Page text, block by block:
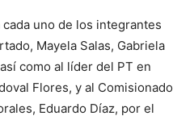
uno de los integrantes
Mayela Salas, Gabriela
como al líder del PT en
Flores, y al Comisionado
Eduardo Díaz, por el